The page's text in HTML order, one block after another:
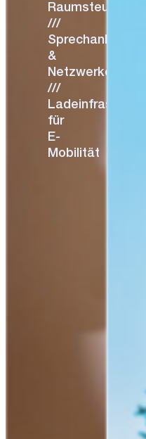
Raumsteuerung
///
Sprechanlagen
&
Netzwerke
///
Ladeinfrastruktur
für
E-
Mobilität